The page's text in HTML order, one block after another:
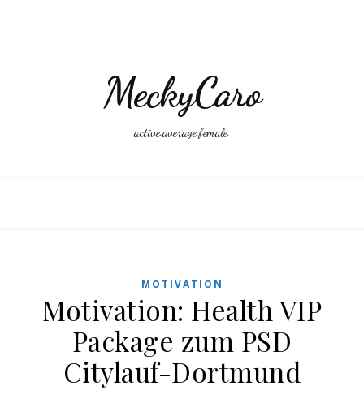
MeckyCaro
active.average.female.
MOTIVATION
Motivation: Health VIP
Package zum PSD
Citylauf-Dortmund